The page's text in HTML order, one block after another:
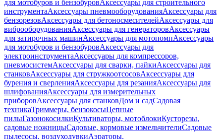
для мотобуров и бензобуровАксессуары для строительного
инструментаАксессуары пневмооборудованияАксессуары для
бензорезовАксессуары для бетоносмесителейАксессуары для
виброоборудованияАксессуары для генераторовАксессуары
для затирочных машинАксессуары для мотопомпАксессуары
для мотобуров и бензобуровАксессуары для
электроинструментаАксессуары для компрессоров,
пневмосистемАксессуары для сварки, пайкиАксессуары для
станковАксессуары для стружкоотсосовАксессуары для
бурения и сверленияАксессуары для резанияАксессуары для
шлифованияАксессуары для измерительных
приборовАксессуары для станковДом и садСадовая
техникаТриммеры, бензокосыЦепные
пилыГазонокосилкиКультиваторы, мотоблокиКусторезы,
садовые ножницыСадовые, кормовые измельчителиСадовые
пылесосы, воздуходувкиАэраторы,